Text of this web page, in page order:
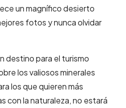
un magnífico desierto
fotos y nunca olvidar
destino para el turismo
los valiosos minerales
los que quieren más
con la naturaleza, no estará